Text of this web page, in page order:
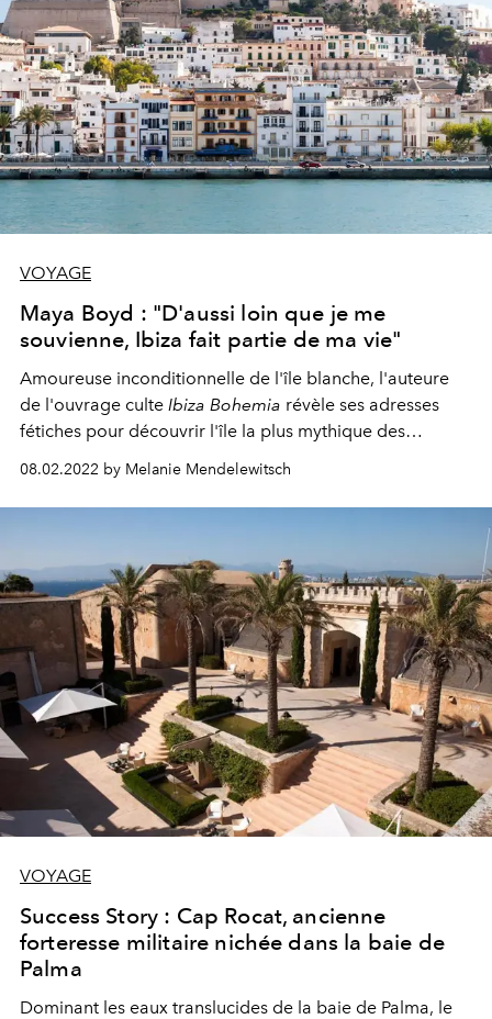
VOYAGE
Maya Boyd : "D'aussi loin que je me
souvienne, Ibiza fait partie de ma vie"
Amoureuse inconditionnelle de l'île blanche, l'auteure
de l'ouvrage culte Ibiza Bohemia révèle ses adresses
fétiches pour découvrir l'île la plus mythique des
Baléares tout au long de l'année.
08.02.2022 by Melanie Mendelewitsch
VOYAGE
Success Story : Cap Rocat, ancienne
forteresse militaire nichée dans la baie de
Palma
Dominant les eaux translucides de la baie de Palma, le